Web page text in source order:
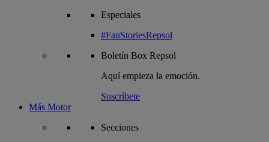
Especiales
#FanStoriesRepsol
Boletín Box Repsol
Aquí empieza la emoción.
Suscríbete
Más Motor
Secciones